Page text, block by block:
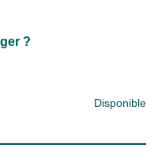
?
Disponible